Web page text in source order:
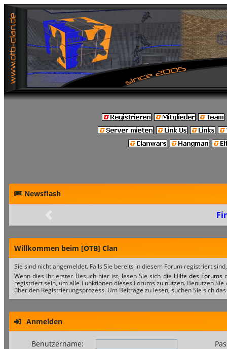
Newsflash
Willkommen beim [OTB] Clan
Sie sind nicht angemeldet. Falls Sie bereits in diesem Forum registriert
Wenn dies Ihr erster Besuch hier ist, lesen Sie sich die Hilfe des Forums
registriert sein, um alle Funktionen dieses Forums zu nutzen. Benutzen
über den Registrierungsprozess. Um Beiträge zu lesen, suchen Sie sich
Anmelden
Benutzername: